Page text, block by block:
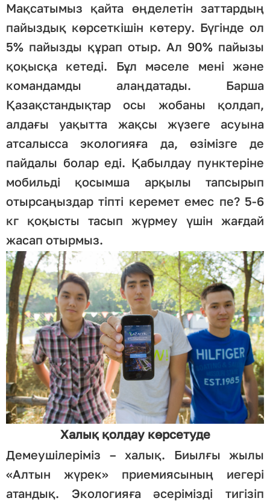
Мақсатымыз қайта өңделетін заттардың
пайыздық көрсеткішін көтеру. Бүгінде ол
5% пайызды құрап отыр. Ал 90% пайызы
қоқысқа кетеді. Бұл мәселе мені және
командамды алаңдатады. Барша
Қазақстандықтар осы жобаны қолдап,
алдағы уақытта жақсы жүзеге асуына
атсалысса экологияға да, өзімізге де
пайдалы болар еді. Қабылдау пунктеріне
мобильді қосымша арқылы тапсырып
отырсаңыздар тіпті керемет емес пе? 5-6
кг қоқысты тасып жүрмеу үшін жағдай
жасап отырмыз.
Халық қолдау көрсетуде
Демеушілеріміз – халық. Биылғы жылы
«Алтын жүрек» приемиясының иегері
атандық. Экологияға әсерімізді тигізіп